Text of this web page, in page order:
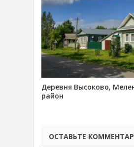
Деревня Высоково,
район
ОСТАВЬТЕ